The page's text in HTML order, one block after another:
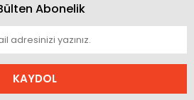
Abonelik
KAYDOL